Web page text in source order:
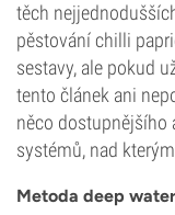
těch
pěstování chilli
sestavy, ale pokud
tento článek ani
něco dostupnějšího
systémů, nad
Metoda deep